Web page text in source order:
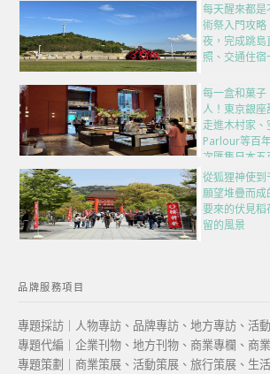
每天醒來都
術祭入門攻略
夜，完成跳
照、交通住宿
每一盒和菓子
人！東京銀
走進木村家、
Parlour等百
次匯集日本
從狐狸神使到
願望堆疊而成
要來的伏見
留的風景
品牌服務項目
專題採訪｜人物專訪、品牌專訪、地方專訪、活
專題代編｜企業刊物、地方刊物、商業專欄、商
專題策劃｜商業策展、活動策展、旅行策展、生